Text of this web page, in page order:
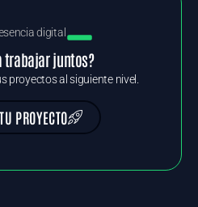
digital
trabajar juntos?
proyectos al siguiente nivel.
PROYECTO